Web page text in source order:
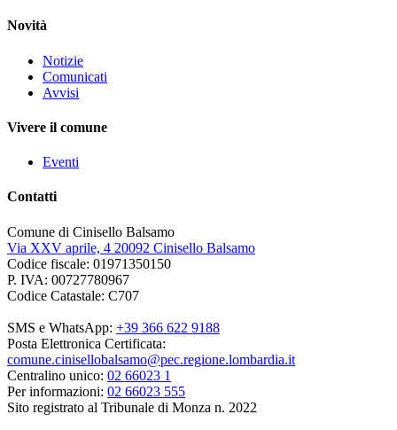
Novità
Notizie
Comunicati
Avvisi
Vivere il comune
Eventi
Contatti
Comune di Cinisello Balsamo
Via XXV aprile, 4 20092 Cinisello Balsamo
Codice fiscale: 01971350150
P. IVA: 00727780967
Codice Catastale: C707
SMS e WhatsApp: +39 366 622 9188
Posta Elettronica Certificata:
comune.cinisellobalsamo@pec.regione.lombardia.it
Centralino unico: 02 66023 1
Per informazioni: 02 66023 555
Sito registrato al Tribunale di Monza n. 2022